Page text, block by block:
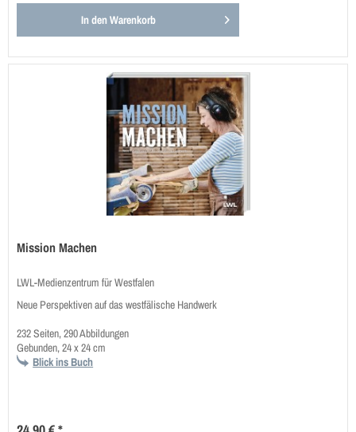
In denWarenkorb
Mission Machen
LWL-Medienzentrum für Westfalen
Neue Perspektiven auf das westfälische Handwerk
232 Seiten, 290 Abbildungen
Gebunden, 24 x 24 cm
Blick ins Buch